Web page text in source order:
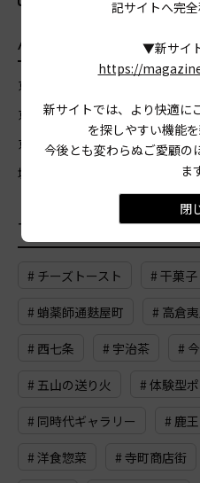
AREA
京都市北区
京都市東山区
京都市山科区
京都市右京区
京都市西京区
城陽市
八
TAG おすすめのタグ
# チーズトースト # 干菓子
# 蛸薬師通麩屋町 # 高倉
# 西七条 # 宇治茶 #
# 五山の送り火 # 体験型
# 同時代ギャラリー # 鹿
# 洋食惣菜 # 寺町商店街
記サイトへ完全
▼新サイ
https://
新サイトでは、より快適に
を探しやすい機能
今後とも変わらぬご愛顧の
ま
閉